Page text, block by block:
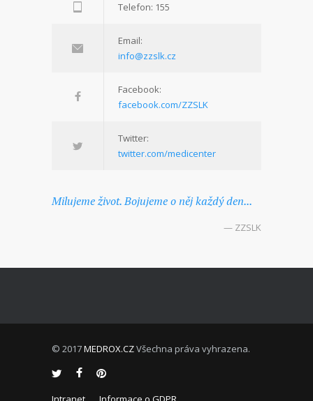
Telefon: 155
Email:
info@zzslk.cz
Facebook:
facebook.com/ZZSLK
Twitter:
twitter.com/medicenter
Milujeme život. Bojujeme o něj každý den...
— ZZSLK
© 2017MEDROX.CZVšechna práva vyhrazena.